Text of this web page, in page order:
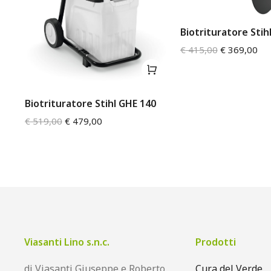
Biotrituratore Stihl GHE 140
€519,00 €479,00
Biotrituratore Stihl
€415,00 €369,00
Viasanti Lino s.n.c.
Prodotti